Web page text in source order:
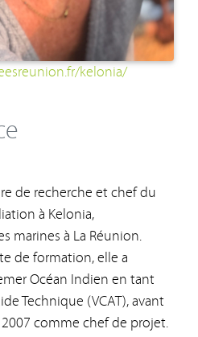
kelonia/
de recherche et chef du
à Kelonia,
marines à La Réunion.
de formation, elle a
Océan Indien en tant
Technique (VCAT), avant
comme chef de projet.